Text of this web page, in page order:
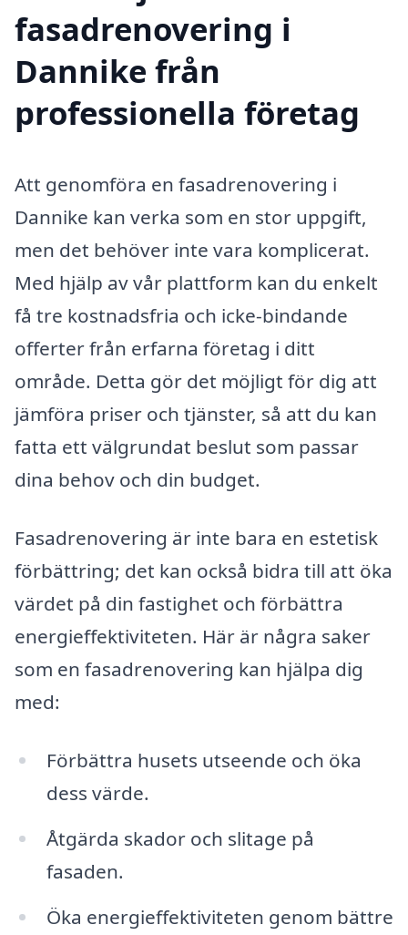
fasadrenovering i
Dannike från
professionella företag
Att genomföra en fasadrenovering i
Dannike kan verka som en stor uppgift,
men det behöver inte vara komplicerat.
Med hjälp av vår plattform kan du enkelt
få tre kostnadsfria och icke-bindande
offerter från erfarna företag i ditt
område. Detta gör det möjligt för dig att
jämföra priser och tjänster, så att du kan
fatta ett välgrundat beslut som passar
dina behov och din budget.
Fasadrenovering är inte bara en estetisk
förbättring; det kan också bidra till att öka
värdet på din fastighet och förbättra
energieffektiviteten. Här är några saker
som en fasadrenovering kan hjälpa dig
med:
Förbättra husets utseende och öka
dess värde.
Åtgärda skador och slitage på
fasaden.
Öka energieffektiviteten genom bättre